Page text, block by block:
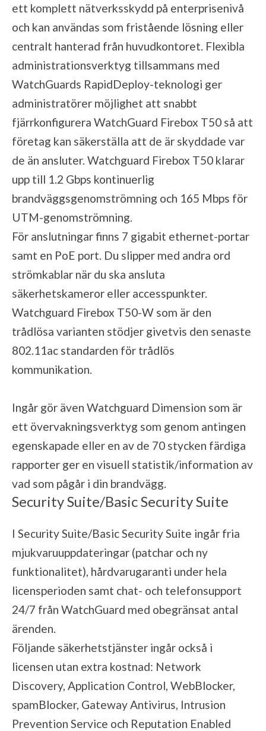
ett komplett nätverksskydd på enterprisenivå
och kan användas som fristående lösning eller
centralt hanterad från huvudkontoret. Flexibla
administrationsverktyg tillsammans med
WatchGuards RapidDeploy-teknologi ger
administratörer möjlighet att snabbt
fjärrkonfigurera WatchGuard Firebox T50 så att
företag kan säkerställa att de är skyddade var
de än ansluter. Watchguard Firebox T50 klarar
upp till 1.2 Gbps kontinuerlig
brandväggsgenomströmning och 165 Mbps för
UTM-genomströmning.
För anslutningar finns 7 gigabit ethernet-portar
samt en PoE port. Du slipper med andra ord
strömkablar när du ska ansluta
säkerhetskameror eller accesspunkter.
Watchguard Firebox T50-W som är den
trådlösa varianten stödjer givetvis den senaste
802.11ac standarden för trådlös
kommunikation.
Ingår gör även Watchguard Dimension som är
ett övervakningsverktyg som genom antingen
egenskapade eller en av de 70 stycken färdiga
rapporter ger en visuell statistik/information av
vad som pågår i din brandvägg.
Security Suite/Basic Security Suite
I Security Suite/Basic Security Suite ingår fria
mjukvaruuppdateringar (patchar och ny
funktionalitet), hårdvarugaranti under hela
licensperioden samt chat- och telefonsupport
24/7 från WatchGuard med obegränsat antal
ärenden.
Följande säkerhetstjänster ingår också i
licensen utan extra kostnad: Network
Discovery, Application Control, WebBlocker,
spamBlocker, Gateway Antivirus, Intrusion
Prevention Service och Reputation Enabled